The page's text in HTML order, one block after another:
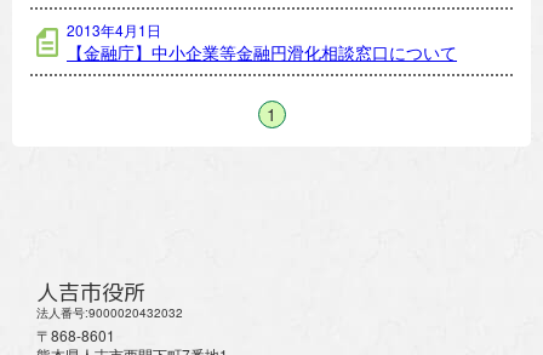
2013年4月1日
【金融庁】中小企業等金融円滑化相談窓口について
1
人吉市役所
法人番号:9000020432032
〒868-8601